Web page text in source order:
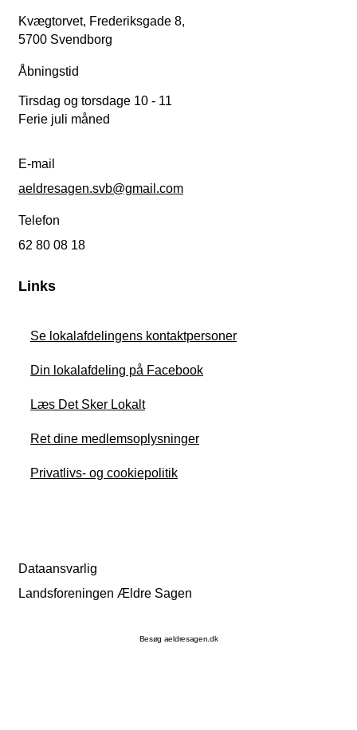
Kvægtorvet, Frederiksgade 8,
5700 Svendborg
Åbningstid
Tirsdag og torsdage 10 - 11
Ferie juli måned
E-mail
aeldresagen.svb@gmail.com
Telefon
62 80 08 18
Links
Se lokalafdelingens kontaktpersoner
Din lokalafdeling på Facebook
Læs Det Sker Lokalt
Ret dine medlemsoplysninger
Privatlivs- og cookiepolitik
Dataansvarlig
Landsforeningen Ældre Sagen
Besøg aeldresagen.dk